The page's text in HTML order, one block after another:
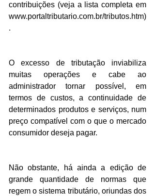
contribuições (veja a lista completa em
www.portaltributario.com.br/tributos.htm)
.
O excesso de tributação inviabiliza
muitas operações e cabe ao
administrador tornar possível, em
termos de custos, a continuidade de
determinados produtos e serviços, num
preço compatível com o que o mercado
consumidor deseja pagar.
Não obstante, há ainda a edição de
grande quantidade de normas que
regem o sistema tributário, oriundas dos